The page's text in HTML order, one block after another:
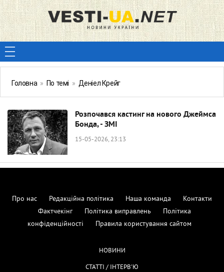
Головна » По темі » Деніел Крейг
Розпочався кастинг на нового Джеймса
Бонда, - ЗМІ
15-05-2026, 23:13
Про нас Редакційна політика Наша команда
Контакти
Фактчекінг
Політика виправлень
Політика
конфіденційності
Правила користування сайтом
НОВИНИ
СТАТТІ / ІНТЕРВ'Ю